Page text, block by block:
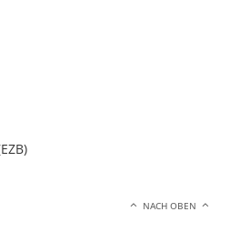
NACH OBEN